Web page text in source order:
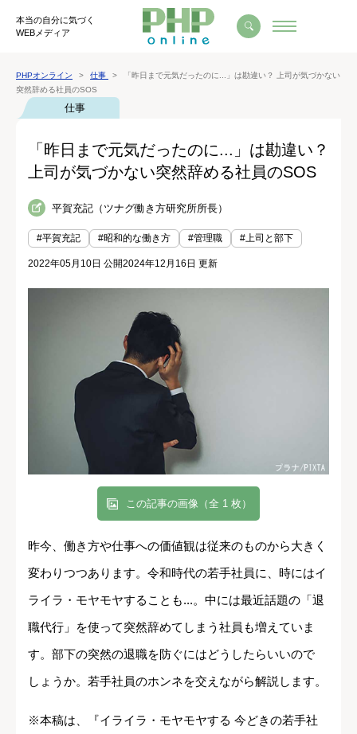
本当の自分に気づく
WEBメディア
PHPオンライン 仕事
「昨日まで元気だったのに...」は勘違い？ 上司が気づかない
突然辞める社員のSOS
仕事
「昨日まで元気だったのに...」は勘違い？
上司が気づかない突然辞める社員のSOS
平賀充記（ツナグ働き方研究所所長）
#平賀充記 #昭和的な働き方 #管理職 #上司と部下
2022年05月10日 公開2024年12月16日 更新
この記事の画像（全 1 枚）
昨今、働き方や仕事への価値観は従来のものから大きく
変わりつつあります。令和時代の若手社員に、時にはイ
ライラ・モヤモヤすることも...。中には最近話題の「退
職代行」を使って突然辞めてしまう社員も増えていま
す。部下の突然の退職を防ぐにはどうしたらいいので
しょうか。若手社員のホンネを交えながら解説します。
※本稿は、『イライラ・モヤモヤする 今どきの若手社